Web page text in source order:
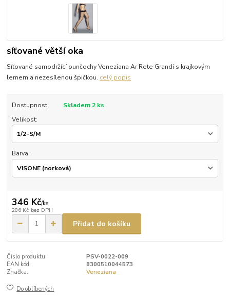
síťované větší oka
Síťované samodržící punčochy Veneziana Ar Rete Grandi s krajkovým
lemem a nezesílenou špičkou. celý popis
Dostupnost
Skladem 2 ks
Velikost:
Barva:
346 Kč/ks
286 Kč bez DPH
Přidat do košíku
Číslo produktu:
PSV-0022-009
EAN kód:
8300510044573
Značka:
Veneziana
Do oblíbených